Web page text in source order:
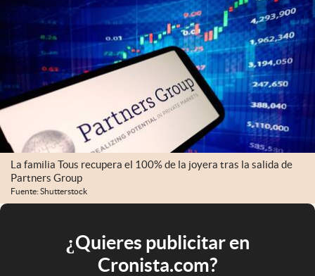
La familia Tous recupera el 100% de la joyera tras la salida de
Partners Group
Fuente: Shutterstock
¿Quieres publicitar en
Cronista.com?